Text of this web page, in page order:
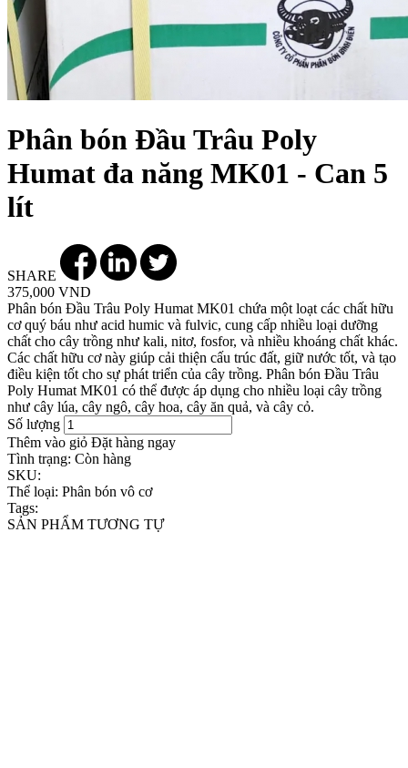
Phân bón Đầu Trâu Poly
Humat đa năng MK01 - Can 5
lít
SHARE
375,000 VND
Phân bón Đầu Trâu Poly Humat MK01 chứa một loạt các chất hữu
cơ quý báu như acid humic và fulvic, cung cấp nhiều loại dưỡng
chất cho cây trồng như kali, nitơ, fosfor, và nhiều khoáng chất khác.
Các chất hữu cơ này giúp cải thiện cấu trúc đất, giữ nước tốt, và tạo
điều kiện tốt cho sự phát triển của cây trồng. Phân bón Đầu Trâu
Poly Humat MK01 có thể được áp dụng cho nhiều loại cây trồng
như cây lúa, cây ngô, cây hoa, cây ăn quả, và cây cỏ.
Số lượng
Thêm vào giỏ Đặt hàng ngay
Tình trạng: Còn hàng
SKU:
Thể loại: Phân bón vô cơ
Tags:
SẢN PHẨM TƯƠNG TỰ